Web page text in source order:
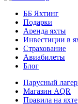
ББ Яхтинг
Подарки
Аренда яхты
Инвестиции в
Страхование
Авиабилеты
Блог
Парусный
Магазин AQR
Правила на яхте